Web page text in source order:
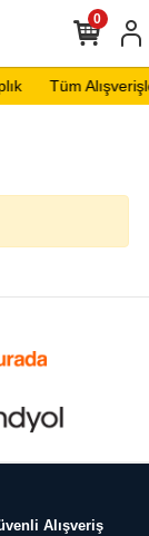
Tüm
0
Alışveriş